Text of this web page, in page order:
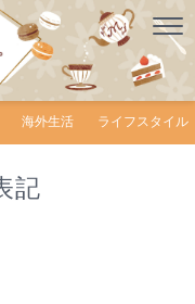
海外生活 ライフスタイル
記